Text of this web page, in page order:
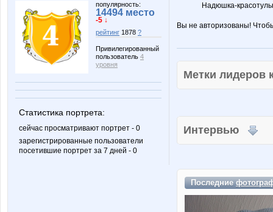
популярность:
14494 место
-5 ↓
рейтинг 1878 ?
Привилегированный
пользователь 4
уровня
Статистика портрета:
сейчас просматривают портрет - 0
зарегистрированные пользователи
посетившие портрет за 7 дней - 0
Надюшка-
Вы не авторизованы!
Метки
Интервью
Последние